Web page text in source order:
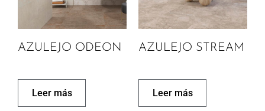
AZULEJO ODEON
Leer más
AZULEJO STREAM
Leer más